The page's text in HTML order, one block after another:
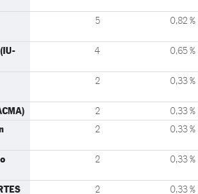
5 0,82 %
4 0,65 %
2 0,33 %
2 0,33 %
2 0,33 %
2 0,33 %
2 0,33 %